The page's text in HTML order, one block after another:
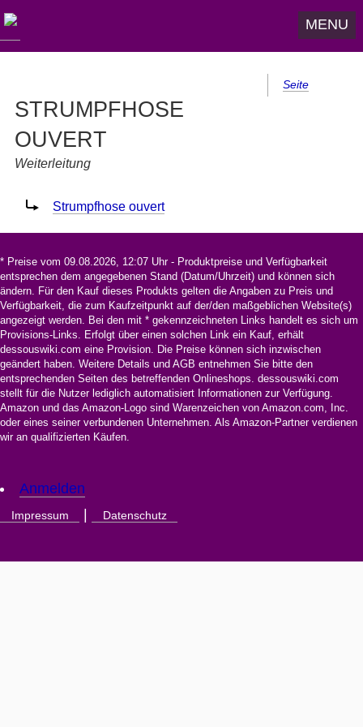
MENU
Seite
STRUMPFHOSE
OUVERT
Weiterleitung
Strumpfhose ouvert
* Preise vom 09.08.2026, 12:07 Uhr - Produktpreise und Verfügbarkeit
entsprechen dem angegebenen Stand (Datum/Uhrzeit) und können sich
ändern. Für den Kauf dieses Produkts gelten die Angaben zu Preis und
Verfügbarkeit, die zum Kaufzeitpunkt auf der/den maßgeblichen Website(s)
angezeigt werden. Bei den mit * gekennzeichneten Links handelt es sich um
Provisions-Links. Erfolgt über einen solchen Link ein Kauf, erhält
dessouswiki.com eine Provision. Die Preise können sich inzwischen
geändert haben. Weitere Details und AGB entnehmen Sie bitte den
entsprechenden Seiten des betreffenden Onlineshops. dessouswiki.com
stellt für die Nutzer lediglich automatisiert Informationen zur Verfügung.
Amazon und das Amazon-Logo sind Warenzeichen von Amazon.com, Inc.
oder eines seiner verbundenen Unternehmen. Als Amazon-Partner verdienen
wir an qualifizierten Käufen.
Anmelden
Impressum | Datenschutz